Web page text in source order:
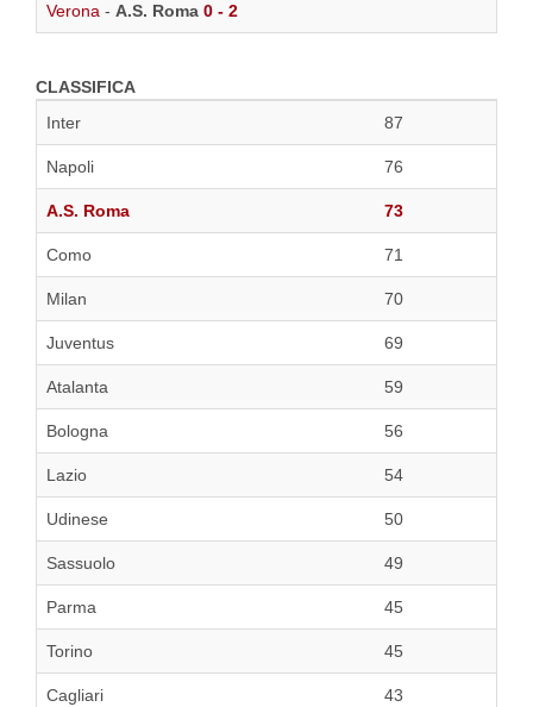
Verona - A.S. Roma 0 - 2
CLASSIFICA
Inter
87
Napoli 76
A.S. Roma 73
Como 71
Milan 70
Juventus 69
Atalanta 59
Bologna 56
Lazio 54
Udinese 50
Sassuolo 49
Parma 45
Torino 45
Cagliari 43